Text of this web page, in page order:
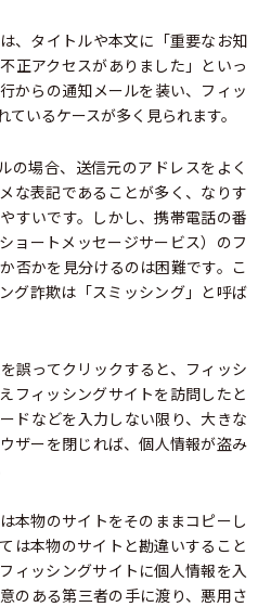
、タイトルや本文に「重要なお知
正アクセスがありました」といっ
からの通知メールを装い、フィッ
いるケースが多く見られます。
場合、送信元のアドレスをよく
な表記であることが多く、なりす
すいです。しかし、携帯電話の番
ョートメッセージサービス）のフ
否かを見分けるのは困難です。こ
グ詐欺は「スミッシング」と呼ば
誤ってクリックすると、フィッシ
フィッシングサイトを訪問したと
ドなどを入力しない限り、大きな
ザーを閉じれば、個人情報が盗み
本物のサイトをそのままコピーし
は本物のサイトと勘違いすること
ィッシングサイトに個人情報を入
のある第三者の手に渡り、悪用さ